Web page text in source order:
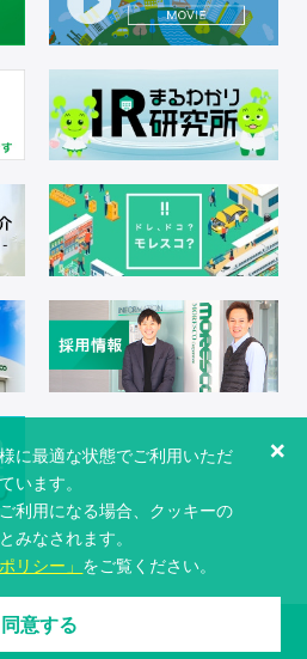
Corporation All Rights Reserved.
に最適な状態でご利用いただ
います。
利用になる場合、クッキーの
みなされます。
リシー」 をご覧ください。
×
同意する